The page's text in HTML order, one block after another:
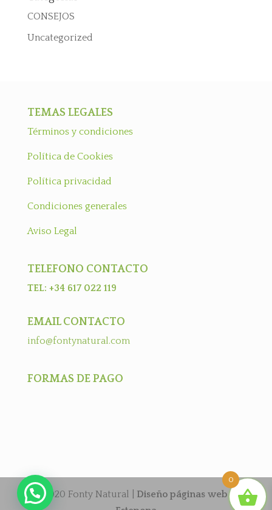
CONSEJOS
Uncategorized
TEMAS LEGALES
Términos y condiciones
Política de Cookies
Política privacidad
Condiciones generales
Aviso Legal
TELEFONO CONTACTO
TEL: +34 617 022 119
EMAIL CONTACTO
info@fontynatural.com
FORMAS DE PAGO
2020 Fonty Natural | Diseño páginas web
0